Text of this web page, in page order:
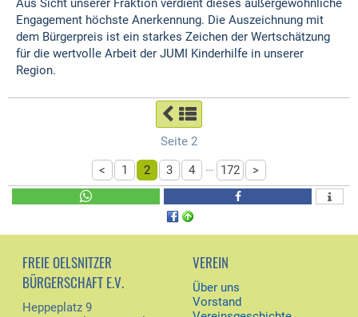
Aus Sicht unserer Fraktion verdient dieses außergewöhnliche
Engagement höchste Anerkennung. Die Auszeichnung mit
dem Bürgerpreis ist ein starkes Zeichen der Wertschätzung
für die wertvolle Arbeit der JUMI Kinderhilfe in unserer
Region.
Seite 2
<
1 2 3 4 … 172 >
FREIE OELSNITZER
BÜRGERSCHAFT E.V.
Heppeplatz 9
VEREIN
Über uns
Vorstand